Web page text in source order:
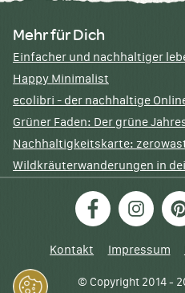
Mehr für Dich
Einfacher und nachhaltiger
Happy Minimalist
ecolibri - der nachhaltige
Grüner Faden: Der grüne
Nachhaltigkeitskarte:
Wildkräuterwanderungen in
FacebookInstagram
Kontakt Impressum
© Copyright 2014 -